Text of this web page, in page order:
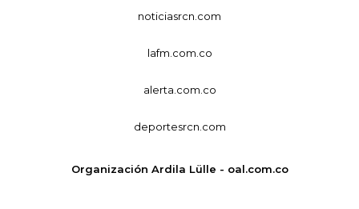
noticiasrcn.com
lafm.com.co
alerta.com.co
deportesrcn.com
Organización Ardila Lülle - oal.com.co